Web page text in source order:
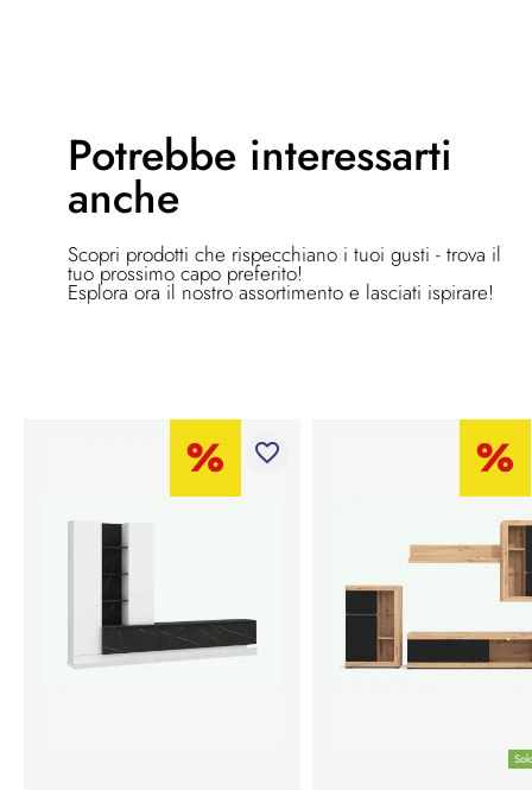
Potrebbe interessarti
anche
Scopri prodotti che rispecchiano i tuoi gusti - trova il
tuo prossimo capo preferito!
Esplora ora il nostro assortimento e lasciati ispirare!
favorite_border